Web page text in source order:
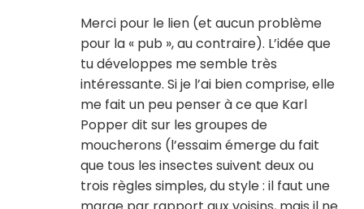
Merci pour le lien (et aucun problème
pour la « pub », au contraire). L’idée que
tu développes me semble très
intéressante. Si je l’ai bien comprise, elle
me fait un peu penser à ce que Karl
Popper dit sur les groupes de
moucherons (l’essaim émerge du fait
que tous les insectes suivent deux ou
trois règles simples, du style : il faut une